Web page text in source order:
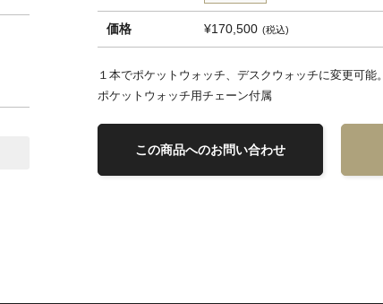
価格 ¥170,500 税込
１本でポケットウォッチ、デスクウォッチに変更可能。
ポケットウォッチ用チェーン付属
この商品へのお問い合わせ